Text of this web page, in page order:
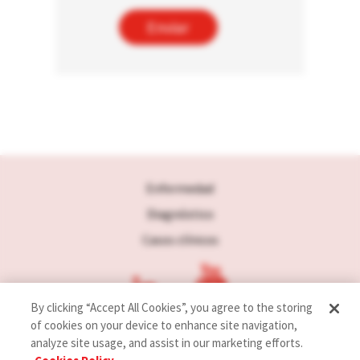
Enfermedad
Diagnóstico
Casos clínicos
Términos de uso
By clicking “Accept All Cookies”, you agree to the storing
of cookies on your device to enhance site navigation,
analyze site usage, and assist in our marketing efforts.